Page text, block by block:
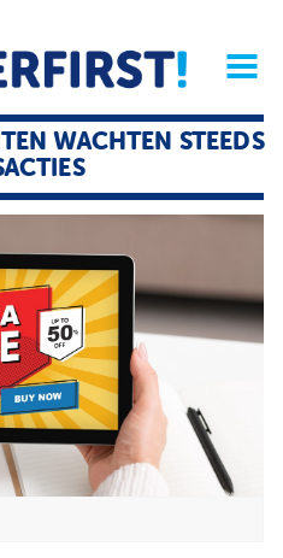
Magazine
WACHTEN STEEDS